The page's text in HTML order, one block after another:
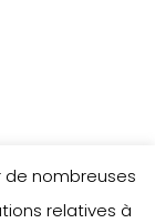
de nombreuses
relatives à